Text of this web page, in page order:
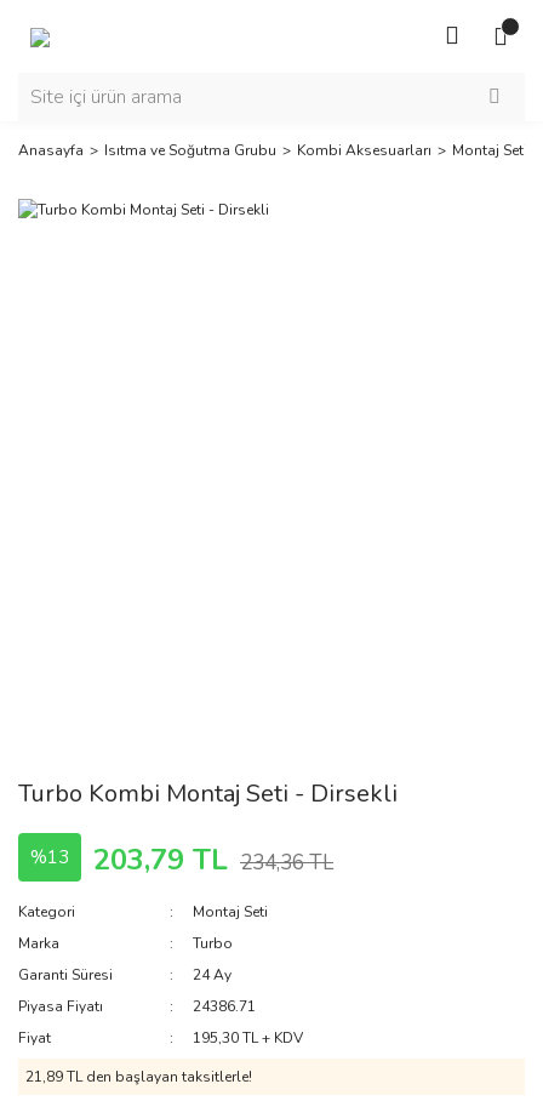
Anasayfa Isıtma ve Soğutma Grubu Kombi Aksesuarları Montaj Seti
Turbo Kombi Montaj Seti - Dirsekli
%13 203,79 TL 234,36 TL
Kategori
Montaj Seti
Marka
Turbo
Garanti Süresi
24 Ay
Piyasa Fiyatı
24386.71
Fiyat
195,30 TL + KDV
21,89 TL den başlayan taksitlerle!